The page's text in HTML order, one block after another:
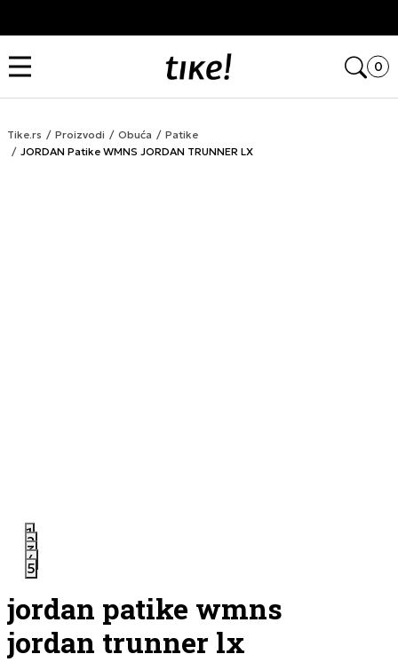
0
Tike.rs Proizvodi Obuća
Patike
JORDAN Patike WMNS JORDAN TRUNNER LX
1
2
3
4
5
jordan patike wmns
jordan trunner lx